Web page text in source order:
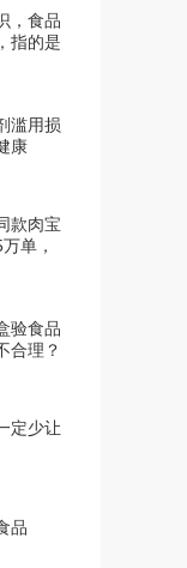
32:23
，食品
指的是
滥用损
康
款肉宝
单，
验食品
合理？
定少让
品